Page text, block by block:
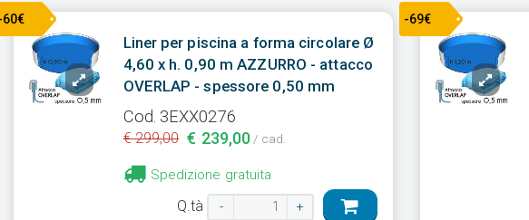
Liner per piscina a forma circolare Ø
4,60 x h. 0,90 m AZZURRO - attacco
OVERLAP - spessore 0,50 mm
Cod. 3EXX0276
€ 299,00 € 239,00/ cad.
Spedizione gratuita
Q.tà - +
-69€